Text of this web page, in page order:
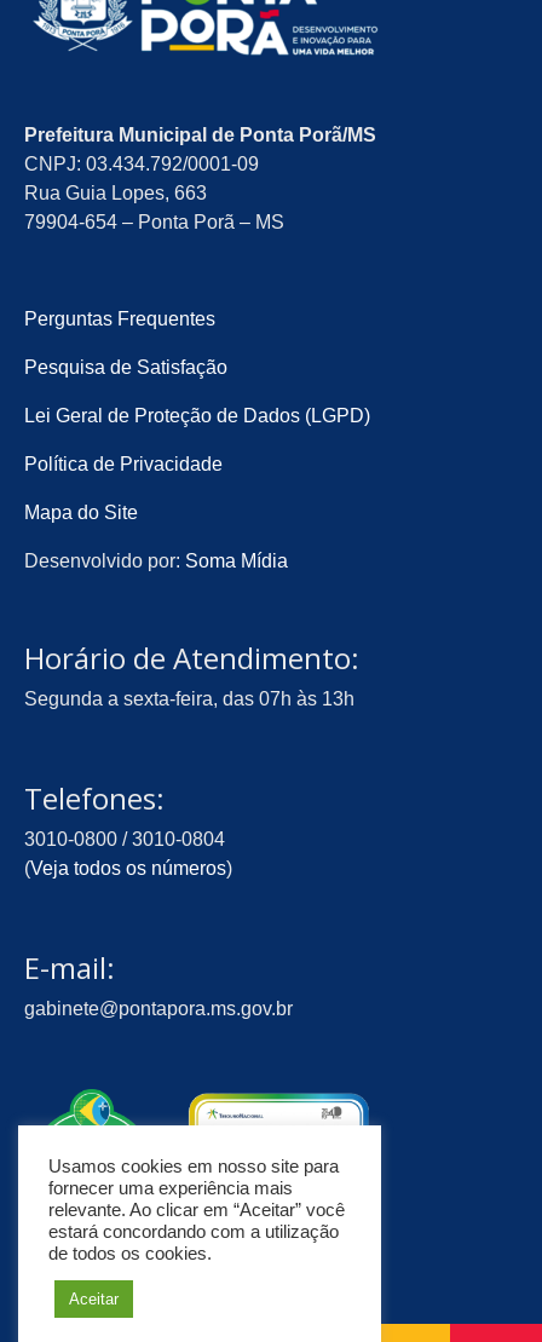
Prefeitura Municipal de Ponta Porã/MS
CNPJ: 03.434.792/0001-09
Rua Guia Lopes, 663
79904-654 – Ponta Porã – MS
Perguntas Frequentes
Pesquisa de Satisfação
Lei Geral de Proteção de Dados (LGPD)
Política de Privacidade
Mapa do Site
Desenvolvido por: Soma Mídia
Horário de Atendimento:
Segunda a sexta-feira, das 07h às 13h
Telefones:
3010-0800 / 3010-0804
(Veja todos os números)
E-mail:
gabinete@pontapora.ms.gov.br
Usamos cookies em nosso site para
fornecer uma experiência mais
relevante. Ao clicar em “Aceitar” você
estará concordando com a utilização
de todos os cookies.
Aceitar